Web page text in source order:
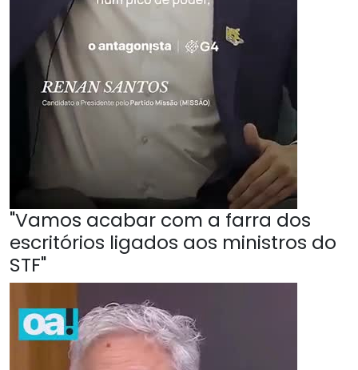
"Vamos acabar com a farra dos
escritórios ligados aos ministros do
STF"